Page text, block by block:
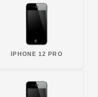
IPHONE 12 PRO